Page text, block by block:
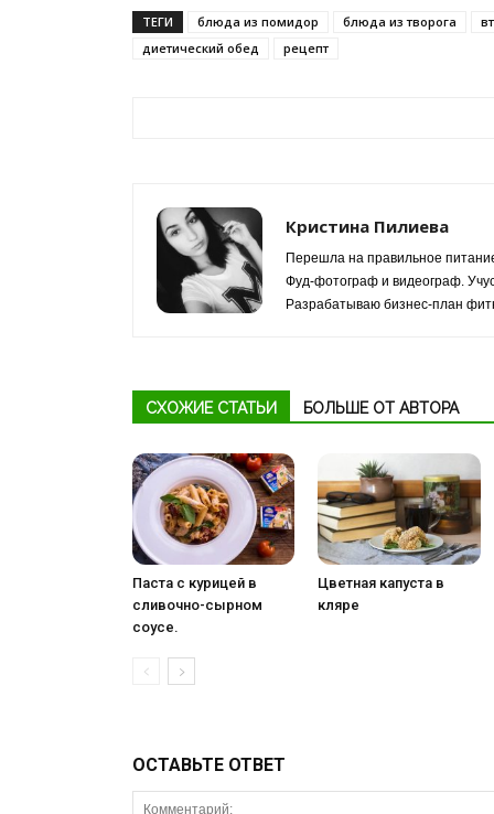
ТЕГИ блюда из помидор блюда из творога
диетический обед
рецепт
Кристина Пилиева
Перешла на правильное
Фуд-фотограф и видеограф.
Разрабатываю бизнес-план
СХОЖИЕ СТАТЬИ БОЛЬШЕ ОТ АВТОРА
Паста с курицей в
сливочно-сырном
соусе.
Цветная капуста в
кляре
ОСТАВЬТЕ ОТВЕТ